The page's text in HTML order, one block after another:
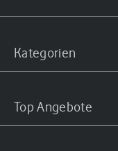
Kategorien
Top Angebote